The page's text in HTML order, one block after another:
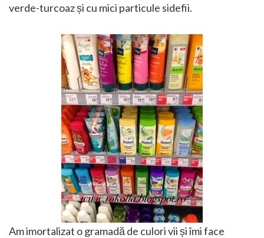
verde-turcoaz și cu mici particule sidefii.
Am imortalizat o gramadă de culori vii și îmi face